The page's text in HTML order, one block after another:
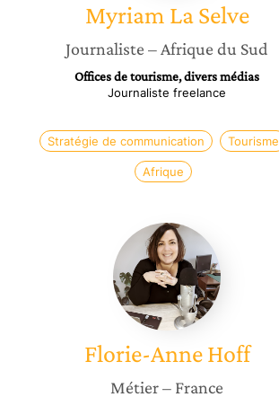
Myriam La Selve
Journaliste – Afrique du Sud
Offices de tourisme, divers médias
Journaliste freelance
Stratégie de communication Tourisme
Afrique
Florie-
Anne
Hoff
Florie-Anne Hoff
Métier– France